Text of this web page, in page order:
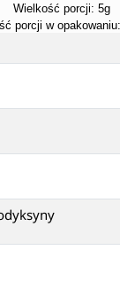
Wielkość porcji: 5g
porcji w